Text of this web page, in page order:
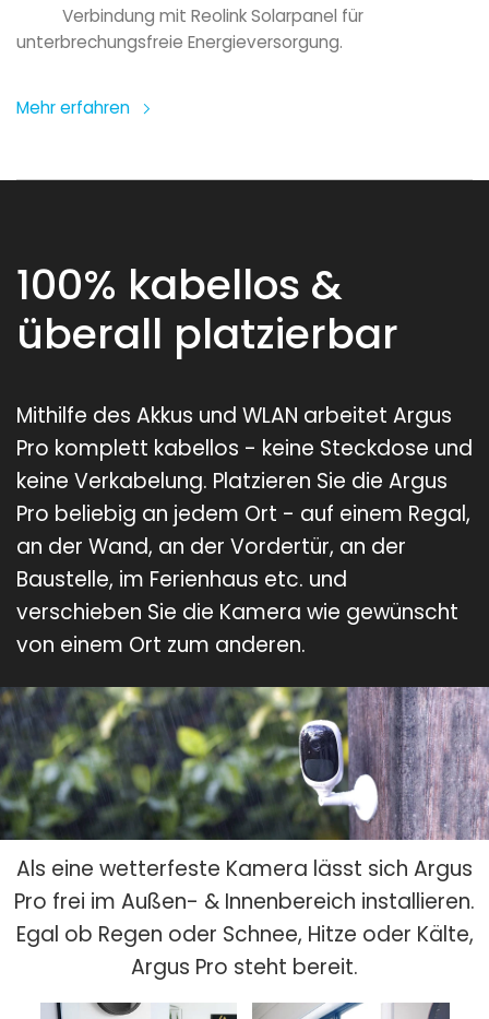
Verbindung mit Reolink Solarpanel für
unterbrechungsfreie Energieversorgung.
Mehr erfahren
100% kabellos &
überall platzierbar
Mithilfe des Akkus und WLAN arbeitet Argus
Pro komplett kabellos - keine Steckdose und
keine Verkabelung. Platzieren Sie die Argus
Pro beliebig an jedem Ort - auf einem Regal,
an der Wand, an der Vordertür, an der
Baustelle, im Ferienhaus etc. und
verschieben Sie die Kamera wie gewünscht
von einem Ort zum anderen.
Als eine wetterfeste Kamera lässt sich Argus
Pro frei im Außen- & Innenbereich installieren.
Egal ob Regen oder Schnee, Hitze oder Kälte,
Argus Pro steht bereit.